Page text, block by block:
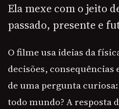
Ela mexe com o jeito
passado, presente e
O filme usa ideias da
decisões, consequências
de uma pergunta
todo mundo? A resposta